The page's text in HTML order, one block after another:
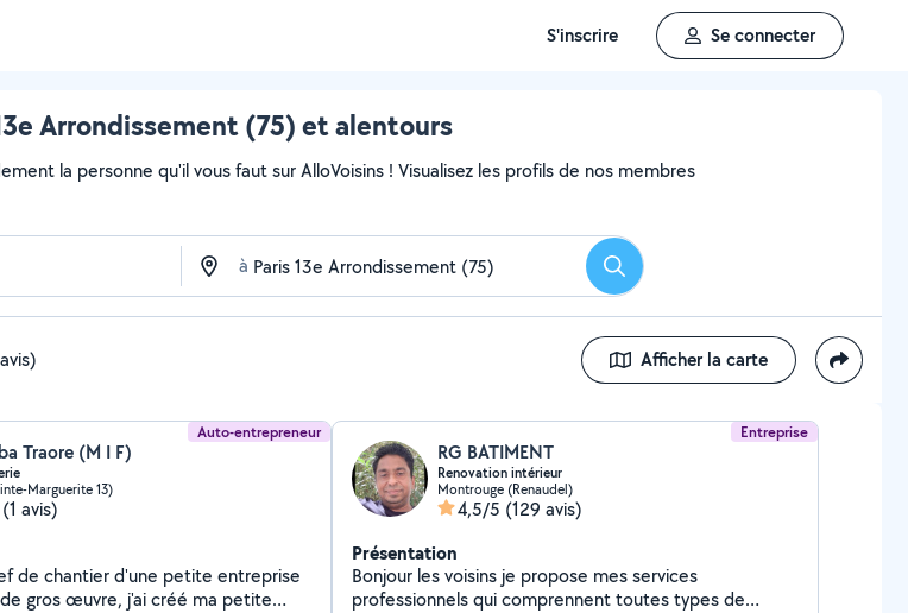
S'inscrire Se connecter
Arrondissement (75) et alentours
la personne qu'il vous faut sur AlloVoisins ! Visualisez les profils de nos membres
à Rechercher
Afficher la carte
Auto-entrepreneur
Traore (M I F)
Marguerite 13)
(1 avis)
de chantier d'une petite entreprise
gros œuvre, j'ai créé ma petite
Entreprise
RG BATIMENT
Renovation intérieur
Montrouge (Renaudel)
4,5/5 (129 avis)
Présentation
Bonjour les voisins je propose mes services
professionnels qui comprennent toutes types de